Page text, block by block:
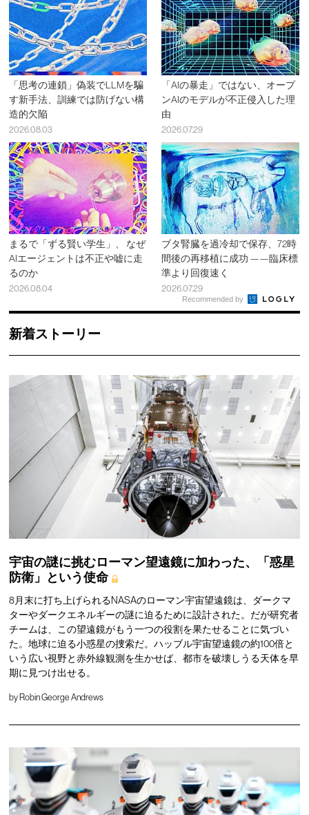
「思考の連鎖」偽装でLLMを騙
す新手法、訓練では防げない構
造的欠陥
2026.08.03
「AIの暴走」ではない、オープ
ンAIのモデルが不正侵入した理
由
2026.07.29
まるで「ずる賢い学生」、 なぜ
AIエージェントは不正や嘘に走
るのか
2026.08.04
ブタ腎臓を過冷却で保存、72時
間後の再移植に成功 ——臨床標
準より回復速く
2026.07.29
Recommended by
新着ストーリー
宇宙の謎に挑むローマン望遠鏡に加わった、「惑星
防衛」という使命
8月末に打ち上げられるNASAのローマン宇宙望遠鏡は、ダークマ
ターやダークエネルギーの謎に迫るために設計された。だが研究者
チームは、この望遠鏡がもう一つの役割を果たせることに気づい
た。地球に迫る小惑星の捜索だ。ハッブル宇宙望遠鏡の約100倍と
いう広い視野と赤外線観測を生かせば、都市を破壊しうる天体を早
期に見つけ出せる。
byRobin George Andrews